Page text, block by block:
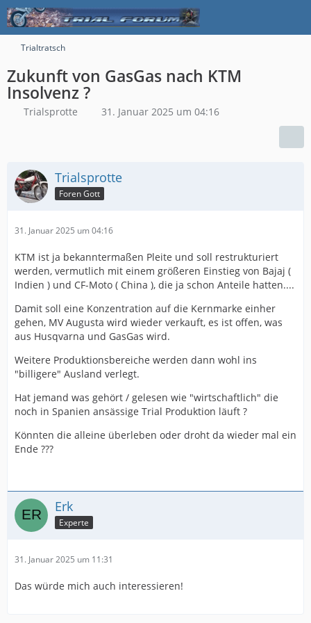
Trialtratsch
Zukunft von GasGas nach KTM
Insolvenz ?
Trialsprotte 31. Januar 2025 um 04:16
Trialsprotte
Foren Gott
31. Januar 2025 um 04:16
KTM ist ja bekanntermaßen Pleite und soll restrukturiert
werden, vermutlich mit einem größeren Einstieg von Bajaj (
Indien ) und CF-Moto ( China ), die ja schon Anteile hatten....
Damit soll eine Konzentration auf die Kernmarke einher
gehen, MV Augusta wird wieder verkauft, es ist offen, was
aus Husqvarna und GasGas wird.
Weitere Produktionsbereiche werden dann wohl ins
"billigere" Ausland verlegt.
Hat jemand was gehört / gelesen wie "wirtschaftlich" die
noch in Spanien ansässige Trial Produktion läuft ?
Könnten die alleine überleben oder droht da wieder mal ein
Ende ???
Erk
Experte
31. Januar 2025 um 11:31
Das würde mich auch interessieren!